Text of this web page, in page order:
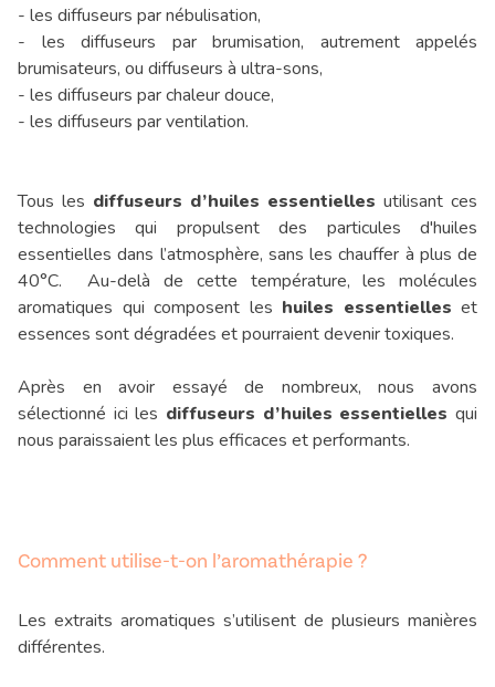
- les diffuseurs par nébulisation,
- les diffuseurs par brumisation, autrement appelés
brumisateurs, ou diffuseurs à ultra-sons,
- les diffuseurs par chaleur douce,
- les diffuseurs par ventilation.
Tous les diffuseurs d’huiles essentielles utilisant ces
technologies qui propulsent des particules d'huiles
essentielles dans l’atmosphère, sans les chauffer à plus de
40°C. Au-delà de cette température, les molécules
aromatiques qui composent les huiles essentielles et
essences sont dégradées et pourraient devenir toxiques.
Après en avoir essayé de nombreux, nous avons
sélectionné ici les diffuseurs d’huiles essentielles qui
nous paraissaient les plus efficaces et performants.
Comment utilise-t-on l’aromathérapie ?
Les extraits aromatiques s’utilisent de plusieurs manières
différentes.